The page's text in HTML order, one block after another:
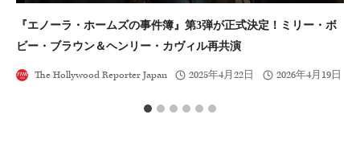
『エノーラ・ホームズの事件簿』第3弾が正式決定！ミリー・ボ
ビー・ブラウン＆ヘンリー・カヴィル再共演
The Hollywood Reporter Japan 2025年4月22日 2026年4月19日